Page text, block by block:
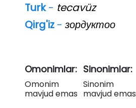
Turk- tecavüz
Qirg'iz - зордуктоо
Omonimlar:
Omonim
mavjud emas
Sinonimlar:
Sinonim
mavjud emas